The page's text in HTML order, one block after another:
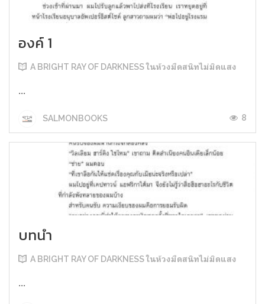
องค์ 1
A BRIGHT RAY OF DARKNESS ในห้วงมืดสนิทไม่มิดแสง
...
SALMONBOOKS 8
บทนำ
A BRIGHT RAY OF DARKNESS ในห้วงมืดสนิทไม่มิดแสง
...